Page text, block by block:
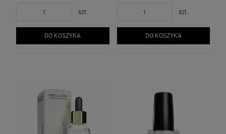
szt.
DO KOSZYKA
szt.
DO KOSZYKA